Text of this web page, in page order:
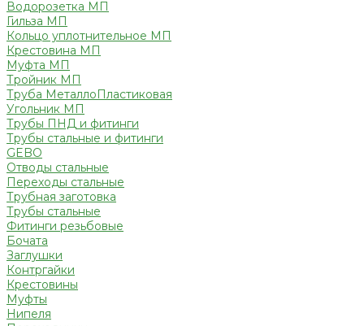
Водорозетка МП
Гильза МП
Кольцо уплотнительное МП
Крестовина МП
Муфта МП
Тройник МП
Труба МеталлоПластиковая
Угольник МП
Трубы ПНД и фитинги
Трубы стальные и фитинги
GEBO
Отводы стальные
Переходы стальные
Трубная заготовка
Трубы стальные
Фитинги резьбовые
Бочата
Заглушки
Контргайки
Крестовины
Муфты
Нипеля